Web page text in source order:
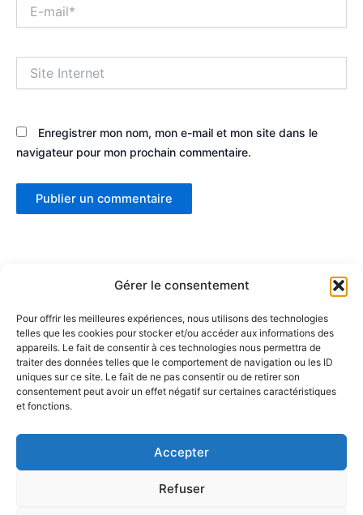
Gérer le consentement
Pour offrir les meilleures expériences, nous utilisons des technologies
telles que les cookies pour stocker et/ou accéder aux informations des
appareils. Le fait de consentir à ces technologies nous permettra de
traiter des données telles que le comportement de navigation ou les ID
uniques sur ce site. Le fait de ne pas consentir ou de retirer son
consentement peut avoir un effet négatif sur certaines caractéristiques
et fonctions.
Accepter
Refuser
mail*
Internet
Enregistrer mon nom, mon e-mail et mon site dans le
navigateur pour mon prochain commentaire.
Partenaires :
LaMaisonDuDonut
LaBelleBiere